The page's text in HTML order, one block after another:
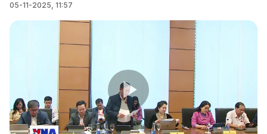
05-11-2025, 11:57
Play